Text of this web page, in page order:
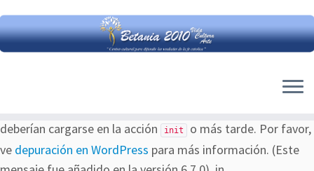
Notice: La función _load_textdomain_just_in_time ha
sido llamadade forma incorrecta. La carga de la traducción
Esto suele ser un indicador de que algún código del plugin o
deberían cargarse en la acción
init
o más tarde. Por favor,
ve depuración en WordPress para más información. (Este